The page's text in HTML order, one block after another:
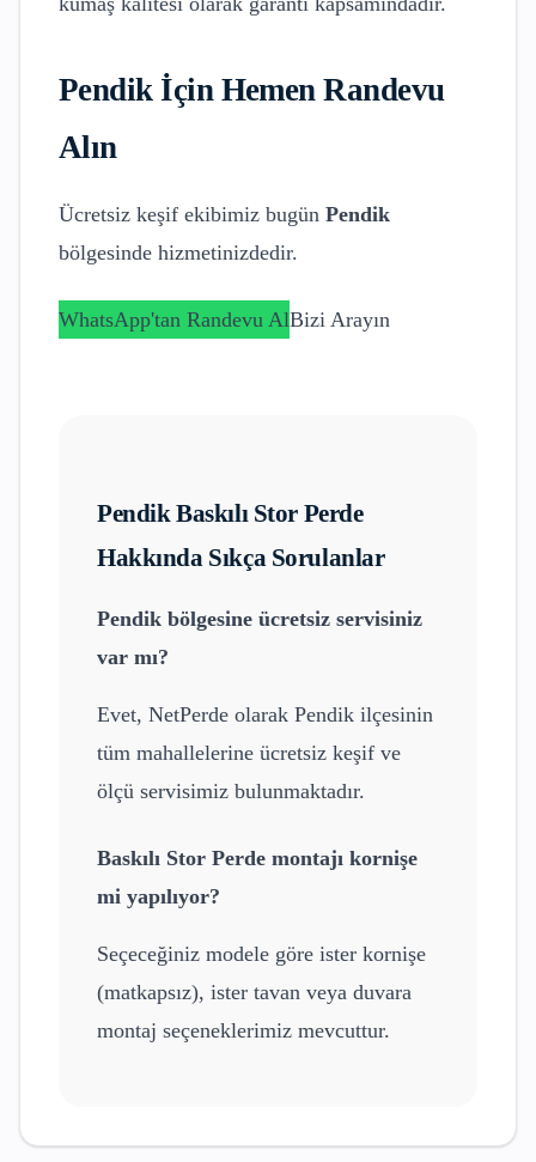
Pendikİçin Hemen Randevu
Alın
Ücretsiz keşif ekibimiz bugün Pendik
bölgesinde hizmetinizdedir.
WhatsApp'tan Randevu AlBizi Arayın
PendikBaskılı Stor Perde
Hakkında Sıkça Sorulanlar
Pendik bölgesine ücretsiz servisiniz
var mı?
Evet, NetPerde olarak Pendik ilçesinin
tüm mahallelerine ücretsiz keşif ve
ölçü servisimiz bulunmaktadır.
Baskılı Stor Perde montajı kornişe
mi yapılıyor?
Seçeceğiniz modele göre ister kornişe
(matkapsız), ister tavan veya duvara
montaj seçeneklerimiz mevcuttur.